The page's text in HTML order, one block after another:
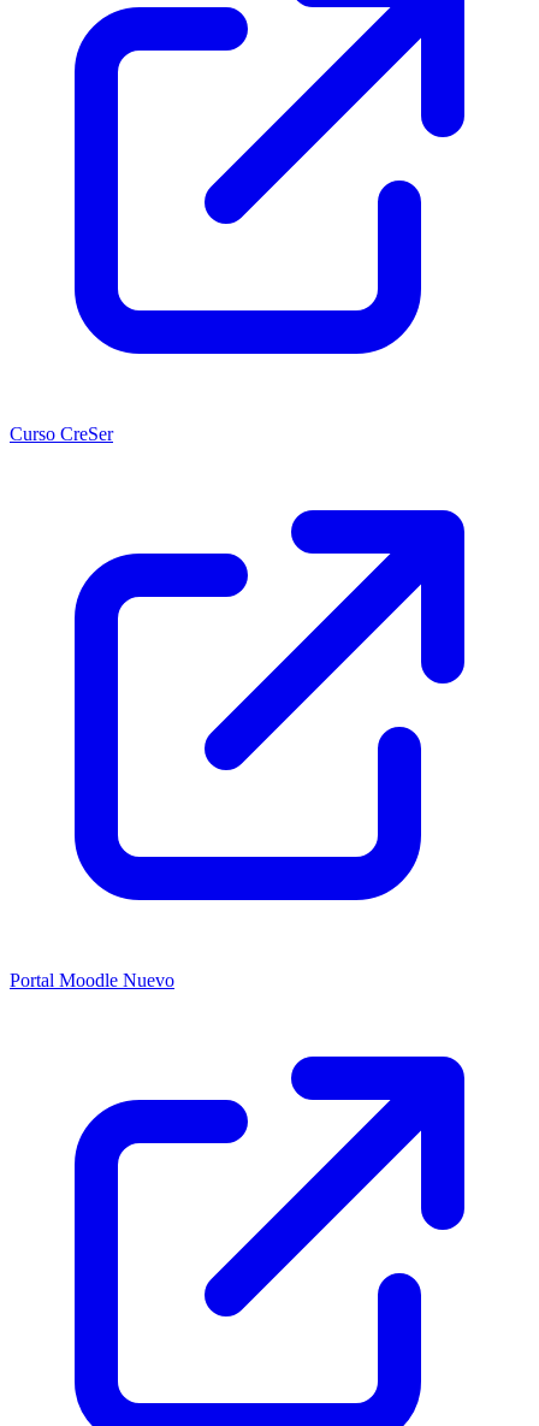
Curso CreSer
Portal Moodle Nuevo